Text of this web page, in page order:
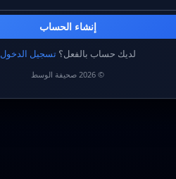
إنشاء الحساب
لديك حساب بالفعل؟تسجيل الدخول
© 2026 صحيفة الوسط